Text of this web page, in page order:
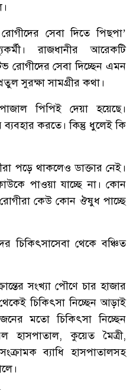
সেবা দিতে পিছপা’
রাজধানীর আরেকটি
রোগীদের সেবা দিচ্ছেন এমন
সুরক্ষা সামগ্রীর কথা।
পিপিই দেয়া হয়েছে।
করতে। কিন্তু ধুলেই কি
পড়ে থাকলেও ডাক্তার নেই।
পাওয়া যাচ্ছে না। কোন
রোগীরা কেউ কোন ঔষুধ পাচ্ছে
চিকিৎসাসেবা থেকে বঞ্চিত
সংখ্যা পৌণে চার হাজার
চিকিৎসা নিচ্ছেন আড়াই
মতো চিকিৎসা নিচ্ছেন
হাসপাতাল, কুয়েত মৈত্রী,
ব্যাধি হাসপাতালসহ